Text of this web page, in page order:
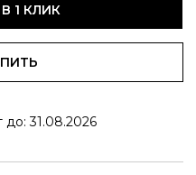
1 КЛИК
до: 31.08.2026